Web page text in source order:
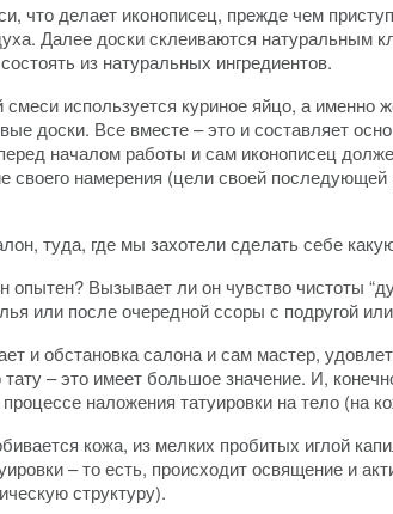
что делает иконописец, прежде чем
Далее доски склеиваются натуральным
из натуральных ингредиентов.
смеси используется куриное яйцо, а
доски. Все вместе – это и составляет
началом работы и сам иконописец
своего намерения (цели своей
туда, где мы захотели сделать себе
опытен? Вызывает ли он чувство чистоты
или после очередной ссоры с подругой
и обстановка салона и сам мастер,
– это имеет большое значение. И,
наложения татуировки на тело (на
кожа, из мелких пробитых иглой
– то есть, происходит освящение и
структуру).